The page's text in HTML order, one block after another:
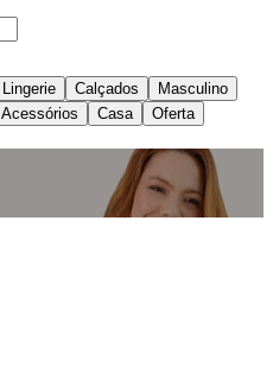
Lingerie Calçados
Masculino
Acessórios Casa Oferta